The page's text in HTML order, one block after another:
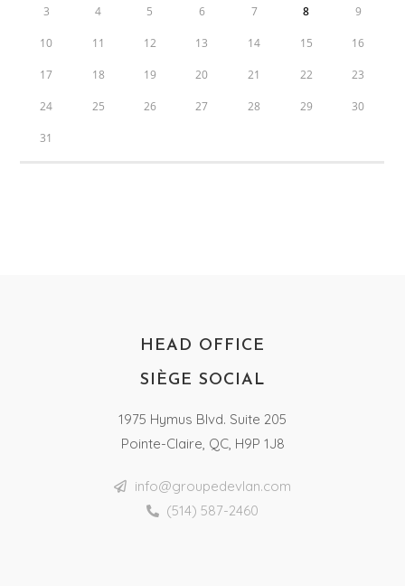
3 4 5 6 7 8 9
10 11 12 13 14 15 16
17 18 19 20 21 22 23
24 25 26 27 28 29 30
31
HEAD OFFICE
SIÈGE SOCIAL
1975 Hymus Blvd. Suite 205
Pointe-Claire, QC, H9P 1J8
info@groupedevlan.com
(514) 587-2460